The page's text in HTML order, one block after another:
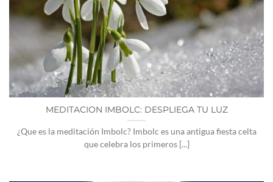
MEDITACION IMBOLC: DESPLIEGA TU LUZ
¿Que es la meditación Imbolc? Imbolc es una antigua fiesta celta
que celebra los primeros [...]